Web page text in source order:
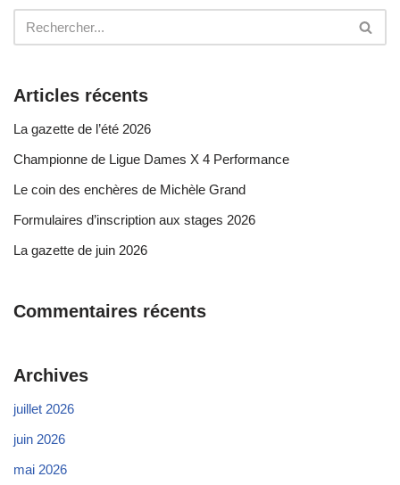
Articles récents
La gazette de l’été 2026
Championne de Ligue Dames X 4 Performance
Le coin des enchères de Michèle Grand
Formulaires d’inscription aux stages 2026
La gazette de juin 2026
Commentaires récents
Archives
juillet 2026
juin 2026
mai 2026